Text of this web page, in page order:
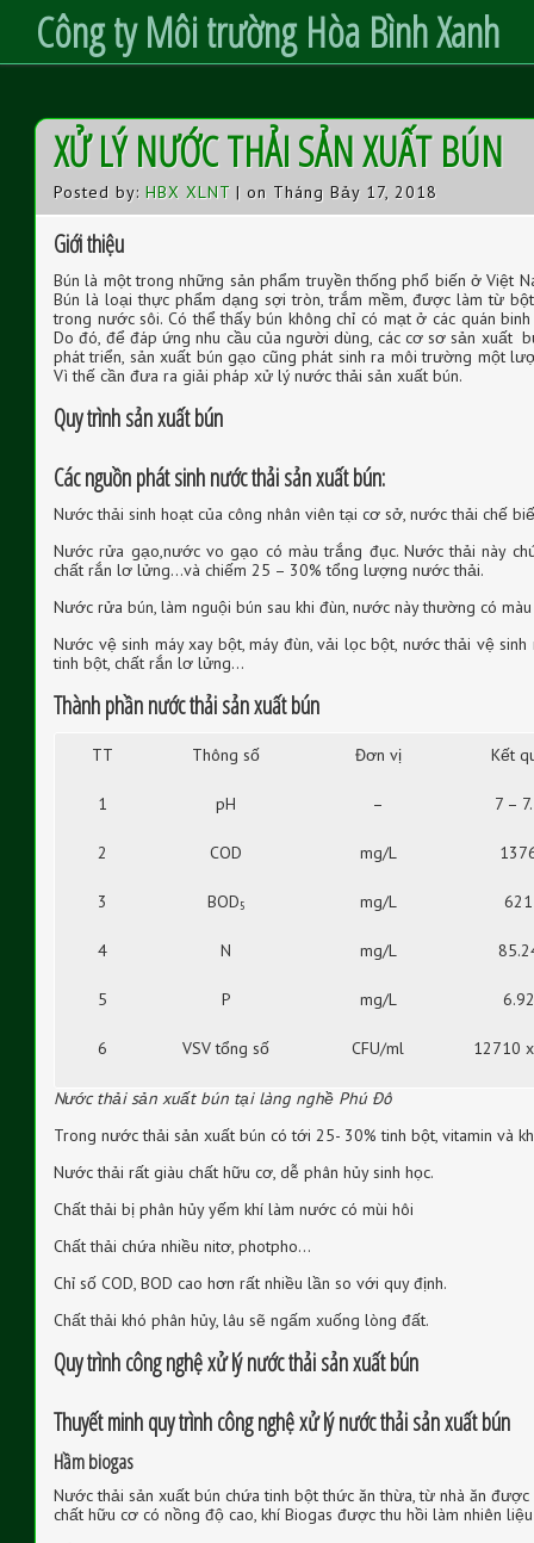
Công ty Môi trường Hòa Bình Xanh
XỬ LÝ NƯỚC THẢI SẢN XUẤT BÚN
Posted by: HBX XLNT | on Tháng Bảy 17, 2018
Giới thiệu
Bún là một trong những sản phẩm truyền thống phổ biến ở Việt
Bún là loại thực phẩm dạng sợi tròn, trắm mềm, được làm từ
trong nước sôi. Có thể thấy bún không chỉ có mạt ở các quán
Do đó, để đáp ứng nhu cầu của người dùng, các cơ sơ sản xuất
phát triển, sản xuất bún gạo cũng phát sinh ra môi trường một
Vì thế cần đưa ra giải pháp xử lý nước thải sản xuất bún.
Quy trình sản xuất bún
Các nguồn phát sinh nước thải sản xuất bún:
Nước thải sinh hoạt của công nhân viên tại cơ sở, nước thải chế
Nước rửa gạo,nước vo gạo có màu trắng đục. Nước thải này
chất rắn lơ lửng…và chiếm 25 – 30% tổng lượng nước thải.
Nước rửa bún, làm nguội bún sau khi đùn, nước này thường có
Nước vệ sinh máy xay bột, máy đùn, vải lọc bột, nước thải vệ
tinh bột, chất rắn lơ lửng…
Thành phần nước thải sản xuất bún
TT Thông số Đơn vị Kết
1 pH – 7 –
2 COD mg/L
3 BOD5 mg/L 621
4 N mg/L
5 P mg/L 6.92
6 VSV tổng số CFU/ml 12710
Nước thải sản xuất bún tại làng nghề Phú Đô
Trong nước thải sản xuất bún có tới 25- 30% tinh bột, vitamin và
Nước thải rất giàu chất hữu cơ, dễ phân hủy sinh học.
Chất thải bị phân hủy yếm khí làm nước có mùi hôi
Chất thải chứa nhiều nitơ, photpho…
Chỉ số COD, BOD cao hơn rất nhiều lần so với quy định.
Chất thải khó phân hủy, lâu sẽ ngấm xuống lòng đất.
Quy trình công nghệ xử lý nước thải sản xuất bún
Thuyết minh quy trình công nghệ xử lý nước thải sản xuất bún
Hầm biogas
Nước thải sản xuất bún chứa tinh bột thức ăn thừa, từ nhà ăn
chất hữu cơ có nồng độ cao, khí Biogas được thu hồi làm nhiên